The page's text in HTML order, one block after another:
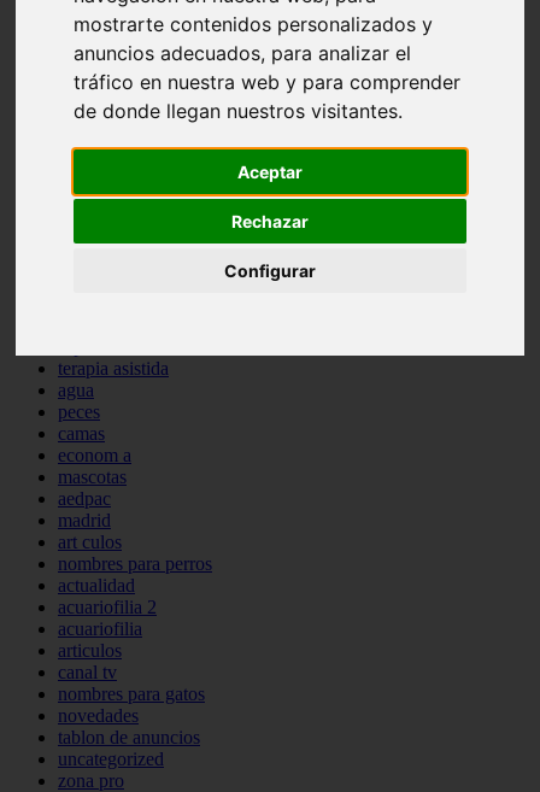
mostrarte contenidos personalizados y
anuncios adecuados, para analizar el
tráfico en nuestra web y para comprender
de donde llegan nuestros visitantes.
Aceptar
Rechazar
Configurar
protagonistas
abandono
adopci n
ferias
snacks
iberzoo propet
estanques
terapia asistida
agua
peces
camas
econom a
mascotas
aedpac
madrid
art culos
nombres para perros
actualidad
acuariofilia 2
acuariofilia
articulos
canal tv
nombres para gatos
novedades
tablon de anuncios
uncategorized
zona pro